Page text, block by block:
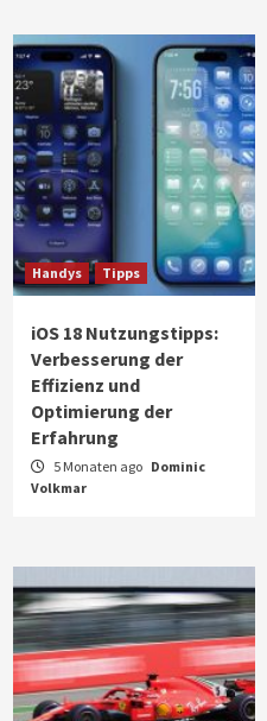
Handys Tipps
iOS 18 Nutzungstipps:
Verbesserung der
Effizienz und
Optimierung der
Erfahrung
5 Monaten ago Dominic
Volkmar